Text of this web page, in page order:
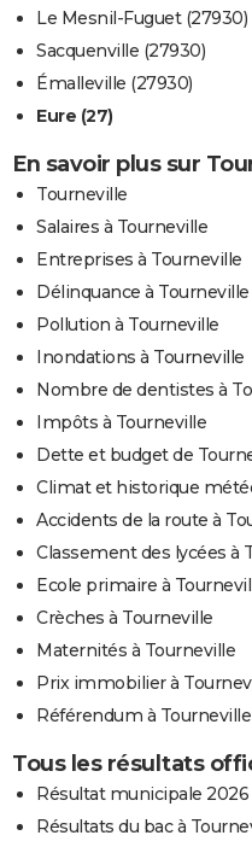
Le Mesnil-Fuguet (27930)
Sacquenville (27930)
Émalleville (27930)
Eure (27)
En savoir plus sur
Tourneville
Salaires à Tourneville
Entreprises à Tourneville
Délinquance à Tourneville
Pollution à Tourneville
Inondations à Tourneville
Nombre de dentistes à
Impôts à Tourneville
Dette et budget de
Climat et historique
Accidents de la route à
Classement des lycées à
Ecole primaire à
Crèches à Tourneville
Maternités à Tourneville
Prix immobilier à
Référendum à Tourneville
Tous les résultats
Résultat municipale 2026
Résultats du bac à